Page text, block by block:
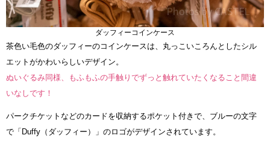
ダッフィーコインケース
茶色い毛色のダッフィーのコインケースは、丸っこいころんとしたシル
エットがかわいらしいデザイン。
ぬいぐるみ同様、もふもふの手触りでずっと触れていたくなること間違
いなしです！
パークチケットなどのカードを収納するポケット付きで、ブルーの文字
で「Duffy（ダッフィー）」のロゴがデザインされています。